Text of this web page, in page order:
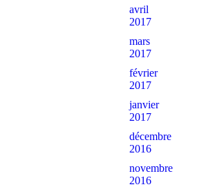
avril
2017
mars
2017
février
2017
janvier
2017
décembre
2016
novembre
2016